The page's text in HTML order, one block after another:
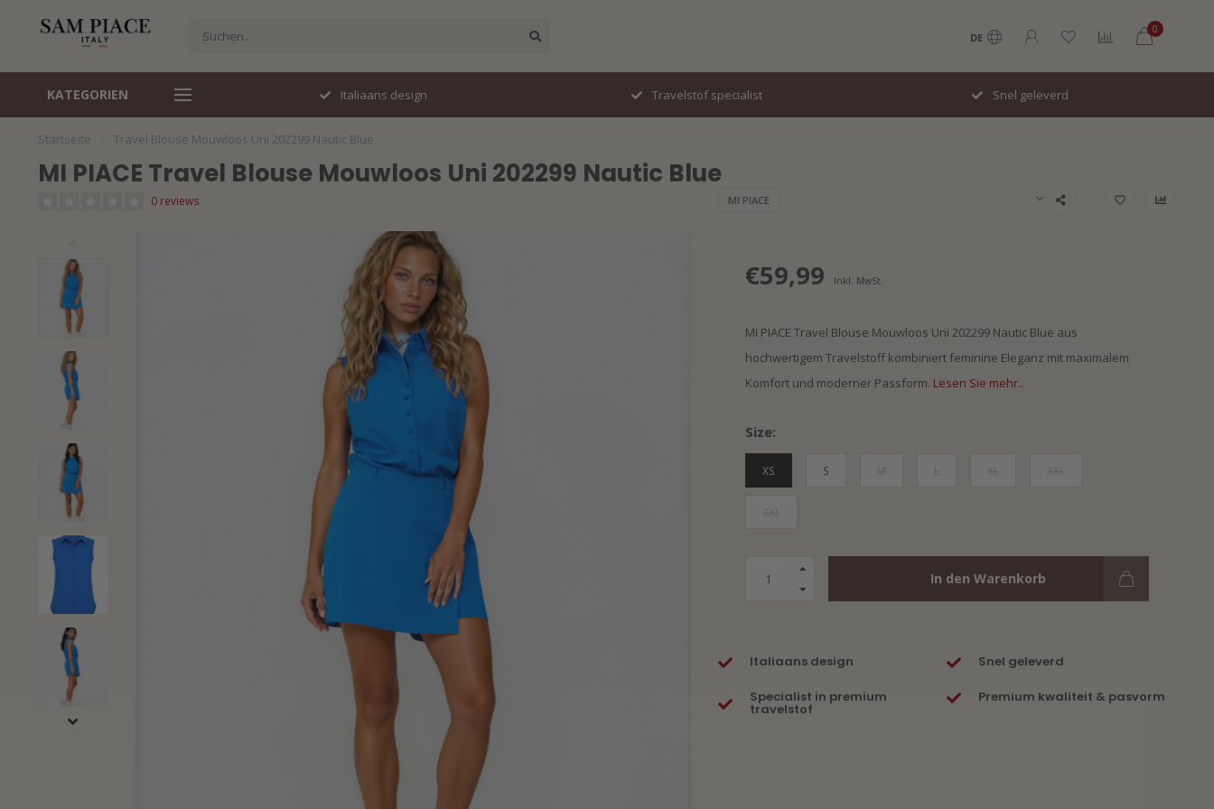
DE
0
KATEGORIEN
Perfecte pasvorm Italiaans design Travelstof specialist Snel geleverd
Startseite Travel Blouse Mouwloos Uni 202299 Nautic Blue
MI PIACE Travel Blouse Mouwloos Uni 202299 Nautic Blue
0 reviews MI PIACE
€59,99 Inkl. MwSt.
MI PIACE Travel Blouse Mouwloos Uni 202299 Nautic Blue aus
hochwertigem Travelstoff kombiniert feminine Eleganz mit maximalem
Komfort und moderner Passform. Lesen Sie mehr..
Size:
XS S
In den Warenkorb
Italiaans design Snel geleverd
Specialist in premium
travelstof
Premium kwaliteit & pasvorm